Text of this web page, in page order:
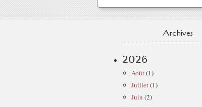
Archives
2026
Août(1)
Juillet(1)
Juin (2)